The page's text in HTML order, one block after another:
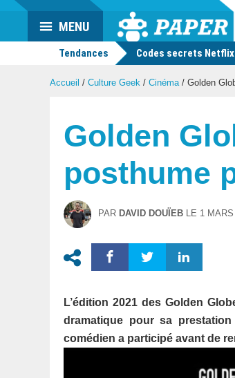
Actu
geek
MENU
Tendances Codes secrets Netflix
Accueil / Culture Geek / Cinéma / Golden
Golden
posthume
PAR DAVID DOUÏEB LE 1
L’édition 2021 des Golden
dramatique pour sa
comédien a participé avant de